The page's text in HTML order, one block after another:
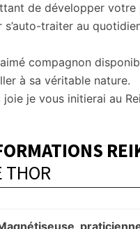
de développer votre
s’auto-traiter au
compagnon
à sa véritable nature.
joie je vous initierai au